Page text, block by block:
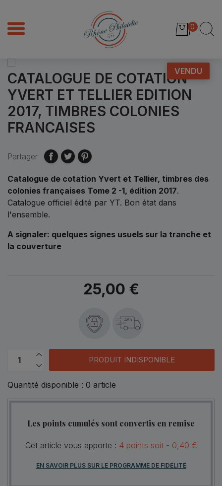
0
VENDU
CATALOGUE DE COTATION
YVERT ET TELLIER EDITION
2017, TIMBRES COLONIES
FRANCAISES
Partager
Catalogue de cotation Yvert et Tellier, timbres des
colonies françaises Tome 2 -1, édition 2017.
Catalogue officiel édité par YT. Bon état dans
l'ensemble.
A signaler: quelques signes usuels sur la tranche et
la couverture
25,00 €
48h
PRODUIT INDISPONIBLE
Quantité disponible : 0 article
Les points cumulés sont convertis en remise
Cet article vous apporte : 4 points soit - 0,40 €
EN SAVOIR PLUS SUR LE PROGRAMME DE FIDÉLITÉ